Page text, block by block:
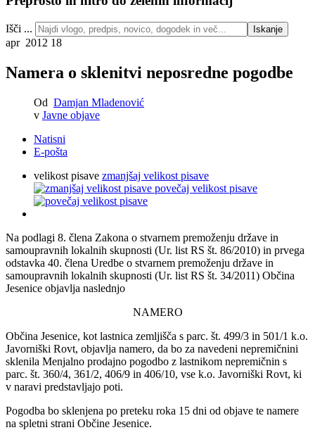
Išči ... Iskanje
apr 2012 18
Namera o sklenitvi neposredne pogodbe
Od Damjan Mladenović
v Javne objave
Natisni
E-pošta
velikost pisave zmanjšaj velikost pisave
povečaj velikost pisave
Na podlagi 8. člena Zakona o stvarnem premoženju države in
samoupravnih lokalnih skupnosti (Ur. list RS št. 86/2010) in prvega
odstavka 40. člena Uredbe o stvarnem premoženju države in
samoupravnih lokalnih skupnosti (Ur. list RS št. 34/2011) Občina
Jesenice objavlja naslednjo
NAMERO
Občina Jesenice, kot lastnica zemljišča s parc. št. 499/3 in 501/1 k.o.
Javorniški Rovt, objavlja namero, da bo za navedeni nepremičnini
sklenila Menjalno prodajno pogodbo z lastnikom nepremičnin s
parc. št. 360/4, 361/2, 406/9 in 406/10, vse k.o. Javorniški Rovt, ki
v naravi predstavljajo poti.
Pogodba bo sklenjena po preteku roka 15 dni od objave te namere
na spletni strani Občine Jesenice.